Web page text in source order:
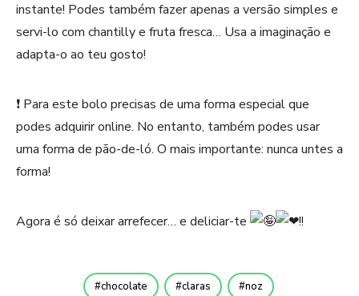
instante! Podes também fazer apenas a versão simples e
servi-lo com chantilly e fruta fresca… Usa a imaginação e
adapta-o ao teu gosto!
❗️ Para este bolo precisas de uma forma especial que
podes adquirir online. No entanto, também podes usar
uma forma de pão-de-ló. O mais importante: nunca untes a
forma!
Agora é só deixar arrefecer… e deliciar-te !!
chocolate claras noz